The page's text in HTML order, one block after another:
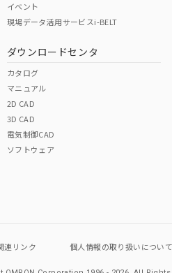
イベント
現場データ活用サービスi-BELT
ダウンロードセンタ
カタログ
マニュアル
2D CAD
3D CAD
電気制御CAD
ソフトウェア
連リンク 個人情報の取り扱いについて